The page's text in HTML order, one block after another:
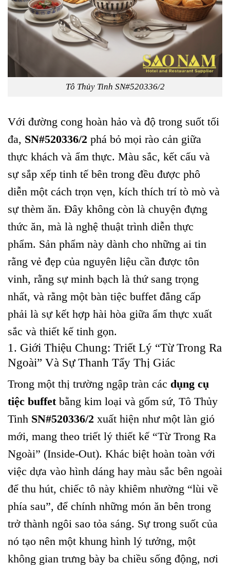
Tô Thủy Tinh SN#520336/2
Với đường cong hoàn hảo và độ trong suốt tối
đa, SN#520336/2 phá bỏ mọi rào cản giữa
thực khách và ẩm thực. Màu sắc, kết cấu và
sự sắp xếp tinh tế bên trong đều được phô
diễn một cách trọn vẹn, kích thích trí tò mò và
sự thèm ăn. Đây không còn là chuyện đựng
thức ăn, mà là nghệ thuật trình diễn thực
phẩm. Sản phẩm này dành cho những ai tin
rằng vẻ đẹp của nguyên liệu cần được tôn
vinh, rằng sự minh bạch là thứ sang trọng
nhất, và rằng một bàn tiệc buffet đẳng cấp
phải là sự kết hợp hài hòa giữa ẩm thực xuất
sắc và thiết kế tinh gọn.
1. Giới Thiệu Chung: Triết Lý “Từ Trong Ra
Ngoài” Và Sự Thanh Tẩy Thị Giác
Trong một thị trường ngập tràn các dụng cụ
tiệc buffetbằng kim loại và gốm sứ, Tô Thủy
Tinh SN#520336/2 xuất hiện như một làn gió
mới, mang theo triết lý thiết kế “Từ Trong Ra
Ngoài” (Inside-Out). Khác biệt hoàn toàn với
việc dựa vào hình dáng hay màu sắc bên ngoài
để thu hút, chiếc tô này khiêm nhường “lùi về
phía sau”, để chính những món ăn bên trong
trở thành ngôi sao tỏa sáng. Sự trong suốt của
nó tạo nên một khung hình lý tưởng, một
không gian trưng bày ba chiều sống động, nơi